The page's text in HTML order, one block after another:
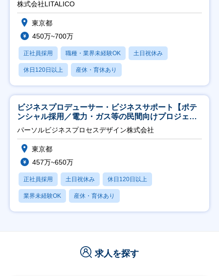
株式会社LITALICO
東京都
450万~700万
正社員採用 職種・業界未経験OK 土日祝休み
休日120日以上 産休・育休あり
ビジネスプロデューサー・ビジネスサポート【ポテ
ンシャル採用／電力・ガス等の民間向けプロジェク
ト推進】
パーソルビジネスプロセスデザイン株式会社
東京都
457万~650万
正社員採用 土日祝休み 休日120日以上
業界未経験OK 産休・育休あり
求人を探す